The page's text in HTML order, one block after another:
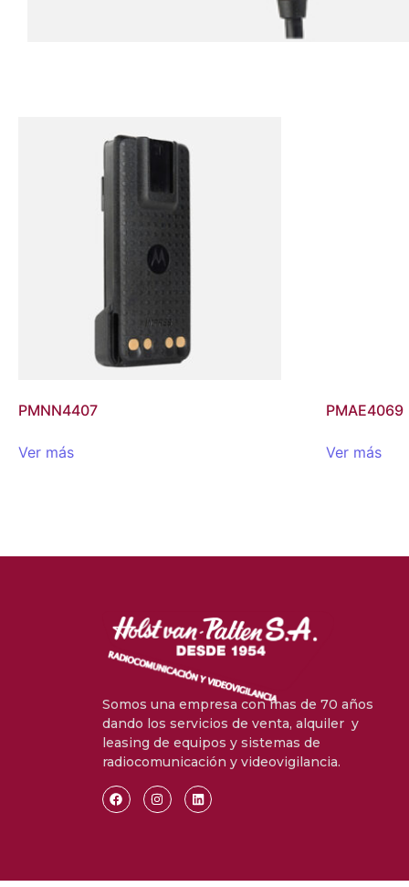
PMNN4407
Ver más
PMAE4069
Ver más
Somos una empresa con mas de 70 años
dando los servicios de venta, alquiler y
leasing de equipos y sistemas de
radiocomunicación y videovigilancia.